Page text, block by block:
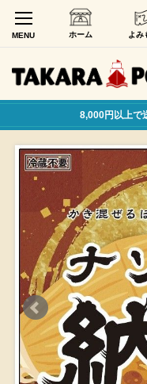
MENU ホーム よみ
8,000円以上